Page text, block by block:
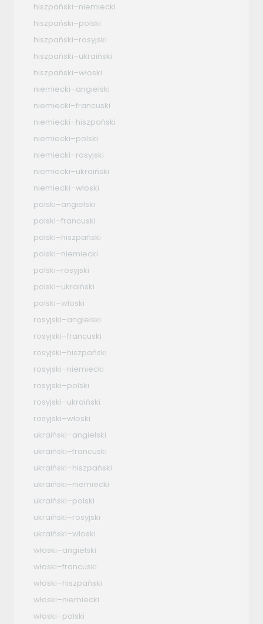
hiszpański–niemiecki
hiszpański–polski
hiszpański–rosyjski
hiszpański–ukraiński
hiszpański–włoski
niemiecki–angielski
niemiecki–francuski
niemiecki–hiszpański
niemiecki–polski
niemiecki–rosyjski
niemiecki–ukraiński
niemiecki–włoski
polski–angielski
polski–francuski
polski–hiszpański
polski–niemiecki
polski–rosyjski
polski–ukraiński
polski–włoski
rosyjski–angielski
rosyjski–francuski
rosyjski–hiszpański
rosyjski–niemiecki
rosyjski–polski
rosyjski–ukraiński
rosyjski–włoski
ukraiński–angielski
ukraiński–francuski
ukraiński–hiszpański
ukraiński–niemiecki
ukraiński–polski
ukraiński–rosyjski
ukraiński–włoski
włoski–angielski
włoski–francuski
włoski–hiszpański
włoski–niemiecki
włoski–polski